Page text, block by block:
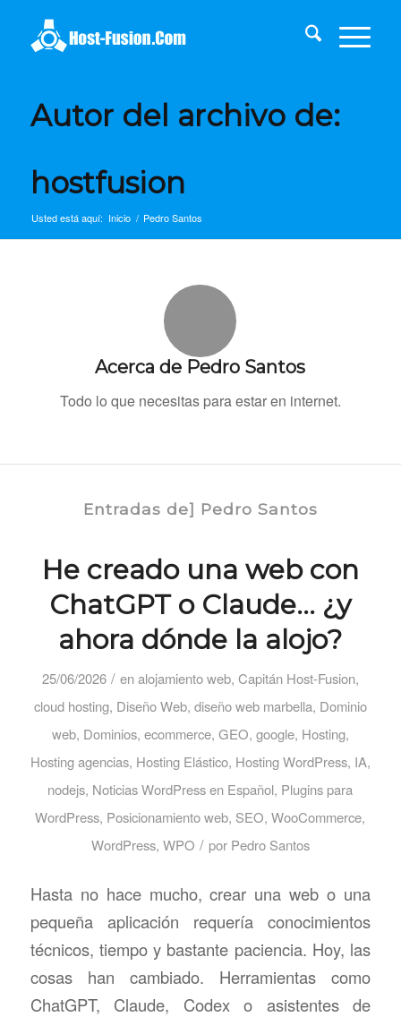
Autor del archivo de:
hostfusion
Usted está aquí: Inicio / Pedro Santos
Acerca de Pedro Santos
Todo lo que necesitas para estar en internet.
Entradas de] Pedro Santos
He creado una web con
ChatGPT o Claude… ¿y
ahora dónde la alojo?
25/06/2026 / enalojamiento web, Capitán Host-Fusion,
cloud hosting, Diseño Web, diseño web marbella, Dominio
web, Dominios, ecommerce, GEO, google, Hosting,
Hosting agencias, Hosting Elástico, Hosting WordPress, IA,
nodejs, Noticias WordPress en Español, Plugins para
WordPress, Posicionamiento web, SEO,WooCommerce,
WordPress, WPO / por Pedro Santos
Hasta no hace mucho, crear una web o una
pequeña aplicación requería conocimientos
técnicos, tiempo y bastante paciencia. Hoy, las
cosas han cambiado. Herramientas como
ChatGPT, Claude, Codex o asistentes de